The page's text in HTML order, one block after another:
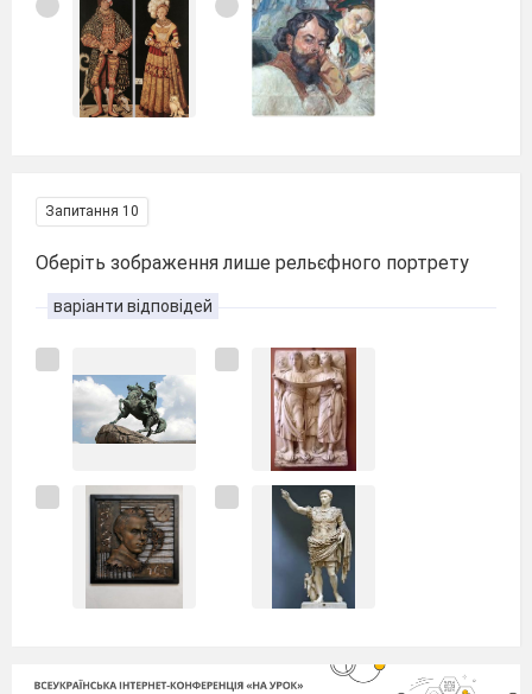
Запитання 10
Оберіть зображення лише рельєфного портрету
варіанти відповідей